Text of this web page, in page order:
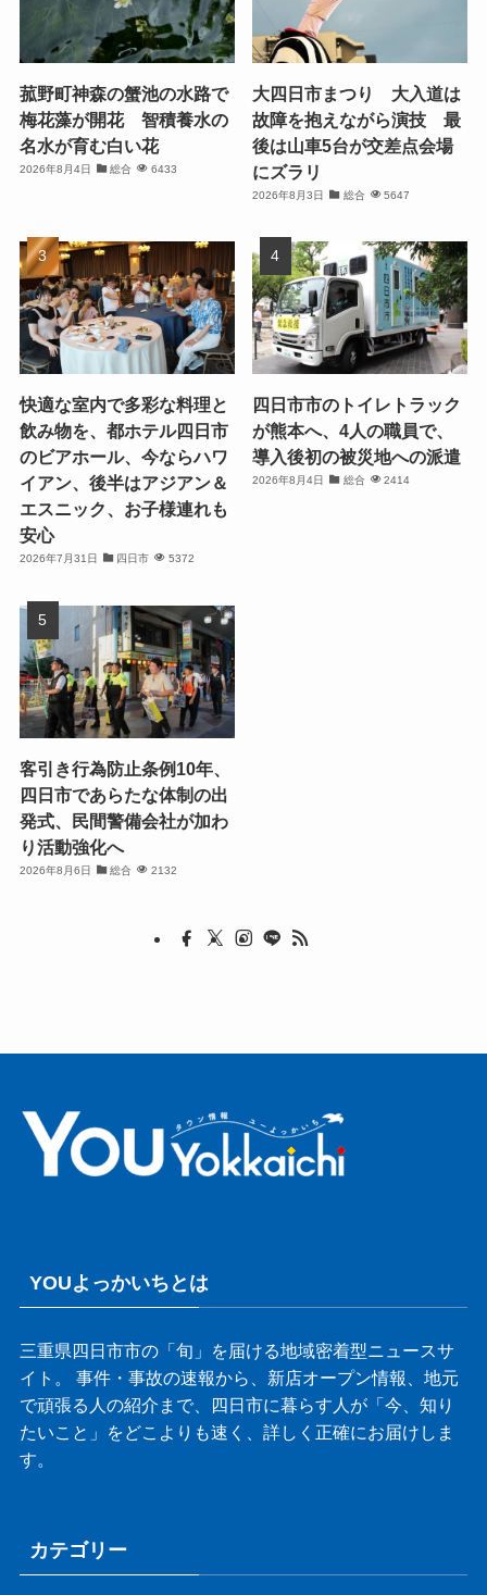
菰野町神森の蟹池の水路で
梅花藻が開花 智積養水の
名水が育む白い花
2026年8月4日 総合 6433
大四日市まつり 大入道は
故障を抱えながら演技 最
後は山車5台が交差点会場
にズラリ
2026年8月3日 総合 5647
快適な室内で多彩な料理と
飲み物を、都ホテル四日市
のビアホール、今ならハワ
イアン、後半はアジアン＆
エスニック、お子様連れも
安心
2026年7月31日 四日市 5372
四日市市のトイレトラック
が熊本へ、4人の職員で、
導入後初の被災地への派遣
2026年8月4日 総合 2414
客引き行為防止条例10年、
四日市であらたな体制の出
発式、民間警備会社が加わ
り活動強化へ
2026年8月6日 総合 2132
YOUよっかいちとは
三重県四日市市の「旬」を届ける地域密着型ニュースサ
イト。 事件・事故の速報から、新店オープン情報、地元
で頑張る人の紹介まで、四日市に暮らす人が「今、知り
たいこと」をどこよりも速く、詳しく正確にお届けしま
す。
カテゴリー